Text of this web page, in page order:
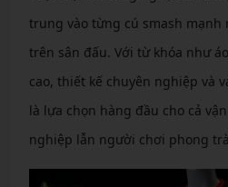
trung vào từng cú smash mạnh
trên sân đấu. Với từ khóa như
cao, thiết kế chuyên nghiệp và
là lựa chọn hàng đầu cho cả
nghiệp lẫn người chơi phong